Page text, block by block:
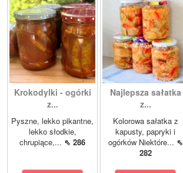
Krokodylki - ogórki
z...
Pyszne, lekko pikantne,
lekko słodkie,
chrupiące,... ⇖ 286
Najlepsza sałatka
z...
Kolorowa sałatka z
kapusty, papryki i
ogórków Niektóre... ⇖
282